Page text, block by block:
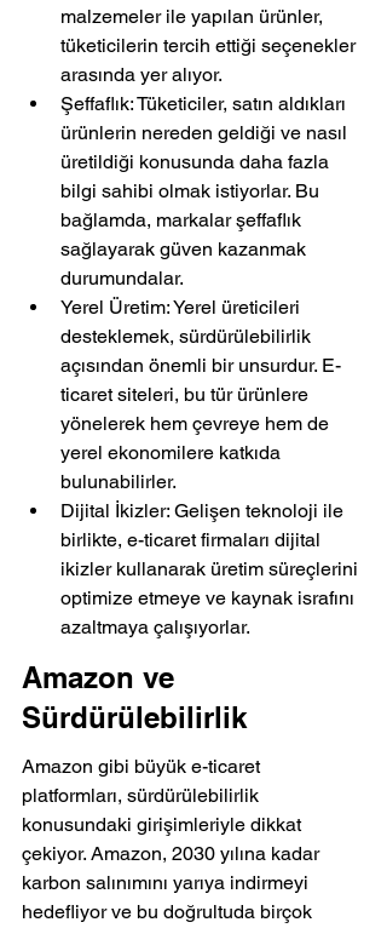
malzemeler ile yapılan ürünler,
tüketicilerin tercih ettiği seçenekler
arasında yer alıyor.
Şeffaflık: Tüketiciler, satın aldıkları
ürünlerin nereden geldiği ve nasıl
üretildiği konusunda daha fazla
bilgi sahibi olmak istiyorlar. Bu
bağlamda, markalar şeffaflık
sağlayarak güven kazanmak
durumundalar.
Yerel Üretim: Yerel üreticileri
desteklemek, sürdürülebilirlik
açısından önemli bir unsurdur. E-
ticaret siteleri, bu tür ürünlere
yönelerek hem çevreye hem de
yerel ekonomilere katkıda
bulunabilirler.
Dijital İkizler: Gelişen teknoloji ile
birlikte, e-ticaret firmaları dijital
ikizler kullanarak üretim süreçlerini
optimize etmeye ve kaynak israfını
azaltmaya çalışıyorlar.
Amazon ve
Sürdürülebilirlik
Amazon gibi büyük e-ticaret
platformları, sürdürülebilirlik
konusundaki girişimleriyle dikkat
çekiyor. Amazon, 2030 yılına kadar
karbon salınımını yarıya indirmeyi
hedefliyor ve bu doğrultuda birçok